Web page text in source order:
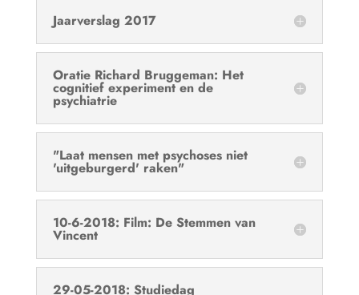
Jaarverslag 2017
Oratie Richard Bruggeman: Het
cognitief experiment en de
psychiatrie
"Laat mensen met psychoses niet
'uitgeburgerd' raken"
10-6-2018: Film: De Stemmen van
Vincent
29-05-2018: Studiedag